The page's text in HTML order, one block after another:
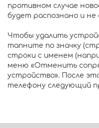
противном случае
будет распознано и
Чтобы удалить
тапните по значку
строки с именем
меню «Отменить
устройство». После
телефону следующий